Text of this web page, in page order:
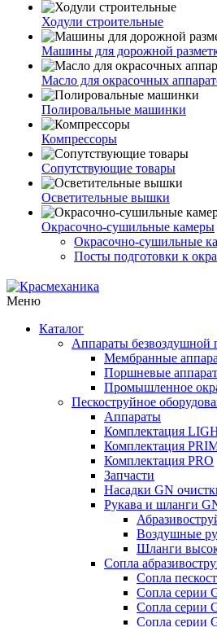
Ходули строительные
Машины для дорожной
Масло для окрасочных
Полировальные машинки
Компрессоры
Сопутствующие товары
Осветительные вышки
Окрасочно-сушильные камеры
Окрасочно-сушильные
Посты подготовки к
Меню
Каталог
Аппараты безвоздушной
Мембранные
Поршневые
Промышленное
Пескоструйное
Аппараты
Комплектация
Комплектация
Комплектация PRO
Запчасти
Насадки GN
Рукава и шланги
Воздушные
Шланги
Сопла
Сопла
Сопла серии
Сопла серии
Сопла серии